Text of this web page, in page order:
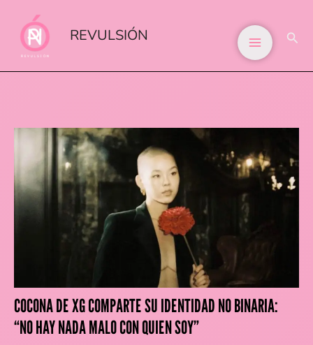
CONTENIDO
REVULSIÓN
COCONA DE XG COMPARTE SU IDENTIDAD NO BINARIA:
“NO HAY NADA MALO CON QUIEN SOY”